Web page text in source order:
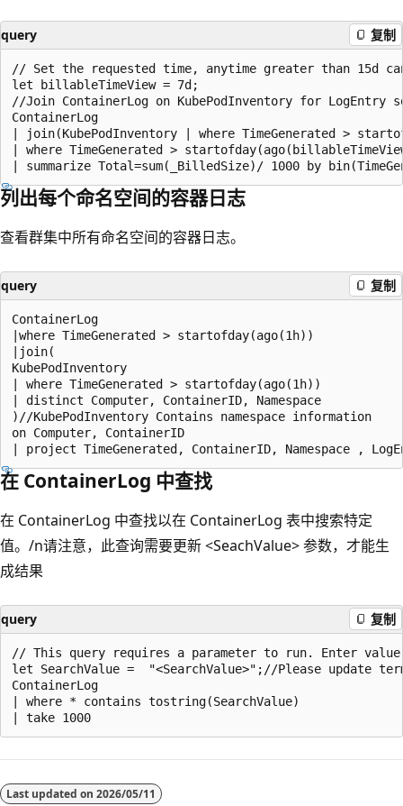
query 复制
// Set the requested time, anytime greater than 15d
let billableTimeView = 7d;
//Join ContainerLog on KubePodInventory for LogEntry
ContainerLog
| join(KubePodInventory | where TimeGenerated >
| where TimeGenerated >
列出每个命名空间的容器日志
查看群集中所有命名空间的容器日志。
query 复制
ContainerLog
|where TimeGenerated > startofday(ago(1h))
|join(
KubePodInventory
| where TimeGenerated > startofday(ago(1h))
| distinct Computer, ContainerID, Namespace
)//KubePodInventory Contains namespace information
on Computer, ContainerID
在 ContainerLog 中查找
在 ContainerLog 中查找以在 ContainerLog 表中搜索特定
值。/n请注意，此查询需要更新 <SeachValue> 参数，才能生
成结果
query 复制
// This query requires a parameter to run. Enter
let SearchValue =  "<SearchValue>";//Please update
ContainerLog
| where * contains tostring(SearchValue)
模Last updated on 2026/05/11